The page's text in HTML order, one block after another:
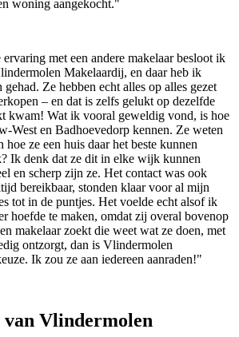
woning aangekocht."
met een andere makelaar besloot ik
Makelaardij, en daar heb ik
Ze hebben echt alles op alles gezet
– en dat is zelfs gelukt op dezelfde
kwam! Wat ik vooral geweldig vond, is hoe
West en Badhoevedorp kennen. Ze weten
hoe ze een huis daar het beste kunnen
Ik denk dat ze dit in elke wijk kunnen
en scherp zijn ze. Het contact was ook
bereikbaar, stonden klaar voor al mijn
tot in de puntjes. Het voelde echt alsof ik
hoefde te maken, omdat zij overal bovenop
makelaar zoekt die weet wat ze doen, met
ontzorgt, dan is Vlindermolen
Ik zou ze aan iedereen aanraden!"
Vlindermolen